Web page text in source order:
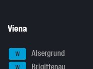
Viena
W Alsergrund
Brigittenau